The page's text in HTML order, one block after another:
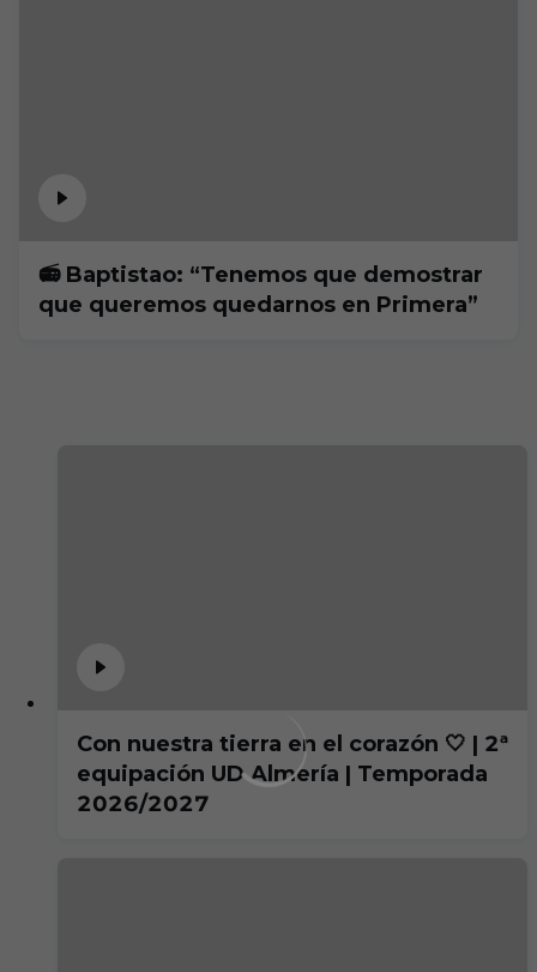
📻 Baptistao: “Tenemos que demostrar
que queremos quedarnos en Primera”
Con nuestra tierra en el corazón 🤍 | 2ª
equipación UD Almería | Temporada
2026/2027